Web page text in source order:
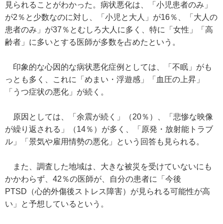
見られることがわかった。病状悪化は、「小児患者のみ」
が2％と少数なのに対し、「小児と大人」が16％、「大人の
患者のみ」が37％とむしろ大人に多く、特に「女性」「高
齢者」に多いとする医師が多数を占めたという。
印象的な心因的な病状悪化症例としては、「不眠」がも
っとも多く、これに「めまい・浮遊感」「血圧の上昇」
「うつ症状の悪化」が続く。
原因としては、「余震が続く」（20％）、「悲惨な映像
が繰り返される」（14％）が多く、「原発・放射能トラブ
ル」「景気や雇用情勢の悪化」という回答も見られる。
また、調査した地域は、大きな被災を受けていないにも
かかわらず、42％の医師が、自分の患者に「今後
PTSD（心的外傷後ストレス障害）が見られる可能性が高
い」と予想しているという。